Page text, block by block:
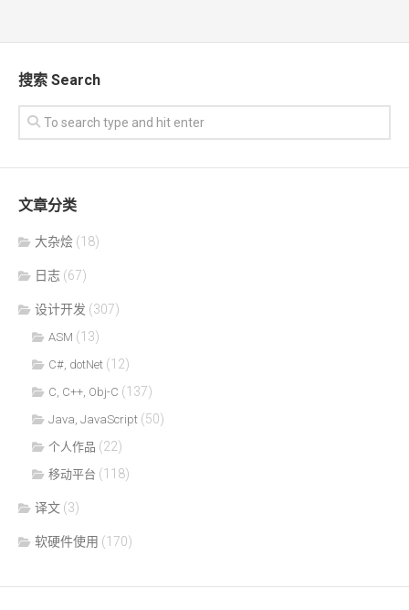
搜索 Search
文章分类
大杂烩 (18)
日志 (67)
设计开发 (307)
ASM (13)
C#, dotNet (12)
C, C++, Obj-C (137)
Java, JavaScript (50)
个人作品 (22)
移动平台 (118)
译文 (3)
软硬件使用 (170)